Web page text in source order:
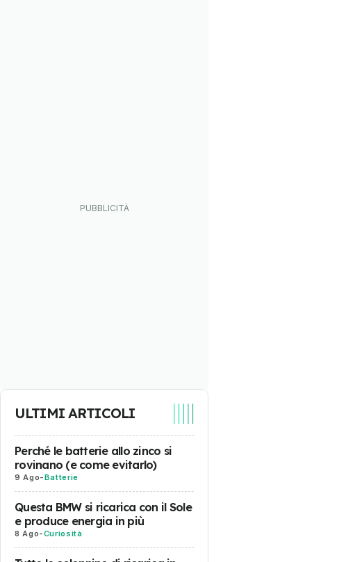
ULTIMI ARTICOLI
Perché le batterie allo zinco si
rovinano (e come evitarlo)
9 Ago-Batterie
Questa BMW si ricarica con il Sole
e produce energia in più
8 Ago-Curiosità